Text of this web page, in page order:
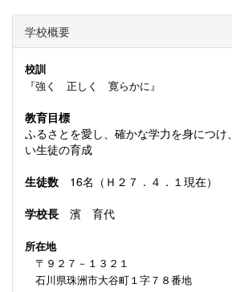
学校概要
校訓
『強く 正しく 寛らかに』
教育目標
ふるさとを愛し、確かな学力を身につけ
い生徒の育成
生徒数 16名（Ｈ２７．４．１現在）
学校長 濱 育代
所在地
〒９２７－１３２１
石川県珠洲市大谷町１字７８番地